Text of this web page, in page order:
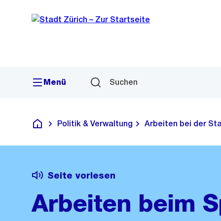
Navigation
Sprunglink
Menü Suchen
Deutsch
Politik & Verwaltung Arbeiten bei der
Seite vorlesen
Arbeiten beim